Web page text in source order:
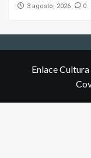
3 agosto, 2026 0
Enlace